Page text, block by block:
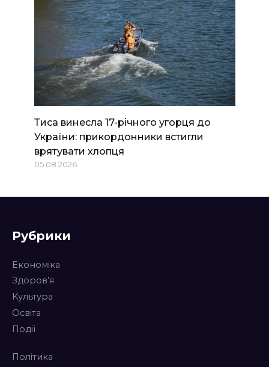
Тиса винесла 17-річного угорця до
України: прикордонники встигли
врятувати хлопця
05.08.2026
Рубрики
Економіка
Здоров’я
Культура
Освіта
Події
Політика